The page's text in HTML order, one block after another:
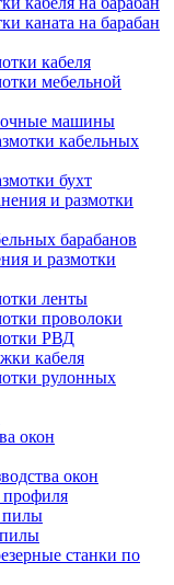
каната на барабан
кабеля
мебельной
машины
кабельных
бухт
и размотки
барабанов
и размотки
ленты
проволоки
РВД
кабеля
рулонных
окон
окон
профиля
пилы
станки по